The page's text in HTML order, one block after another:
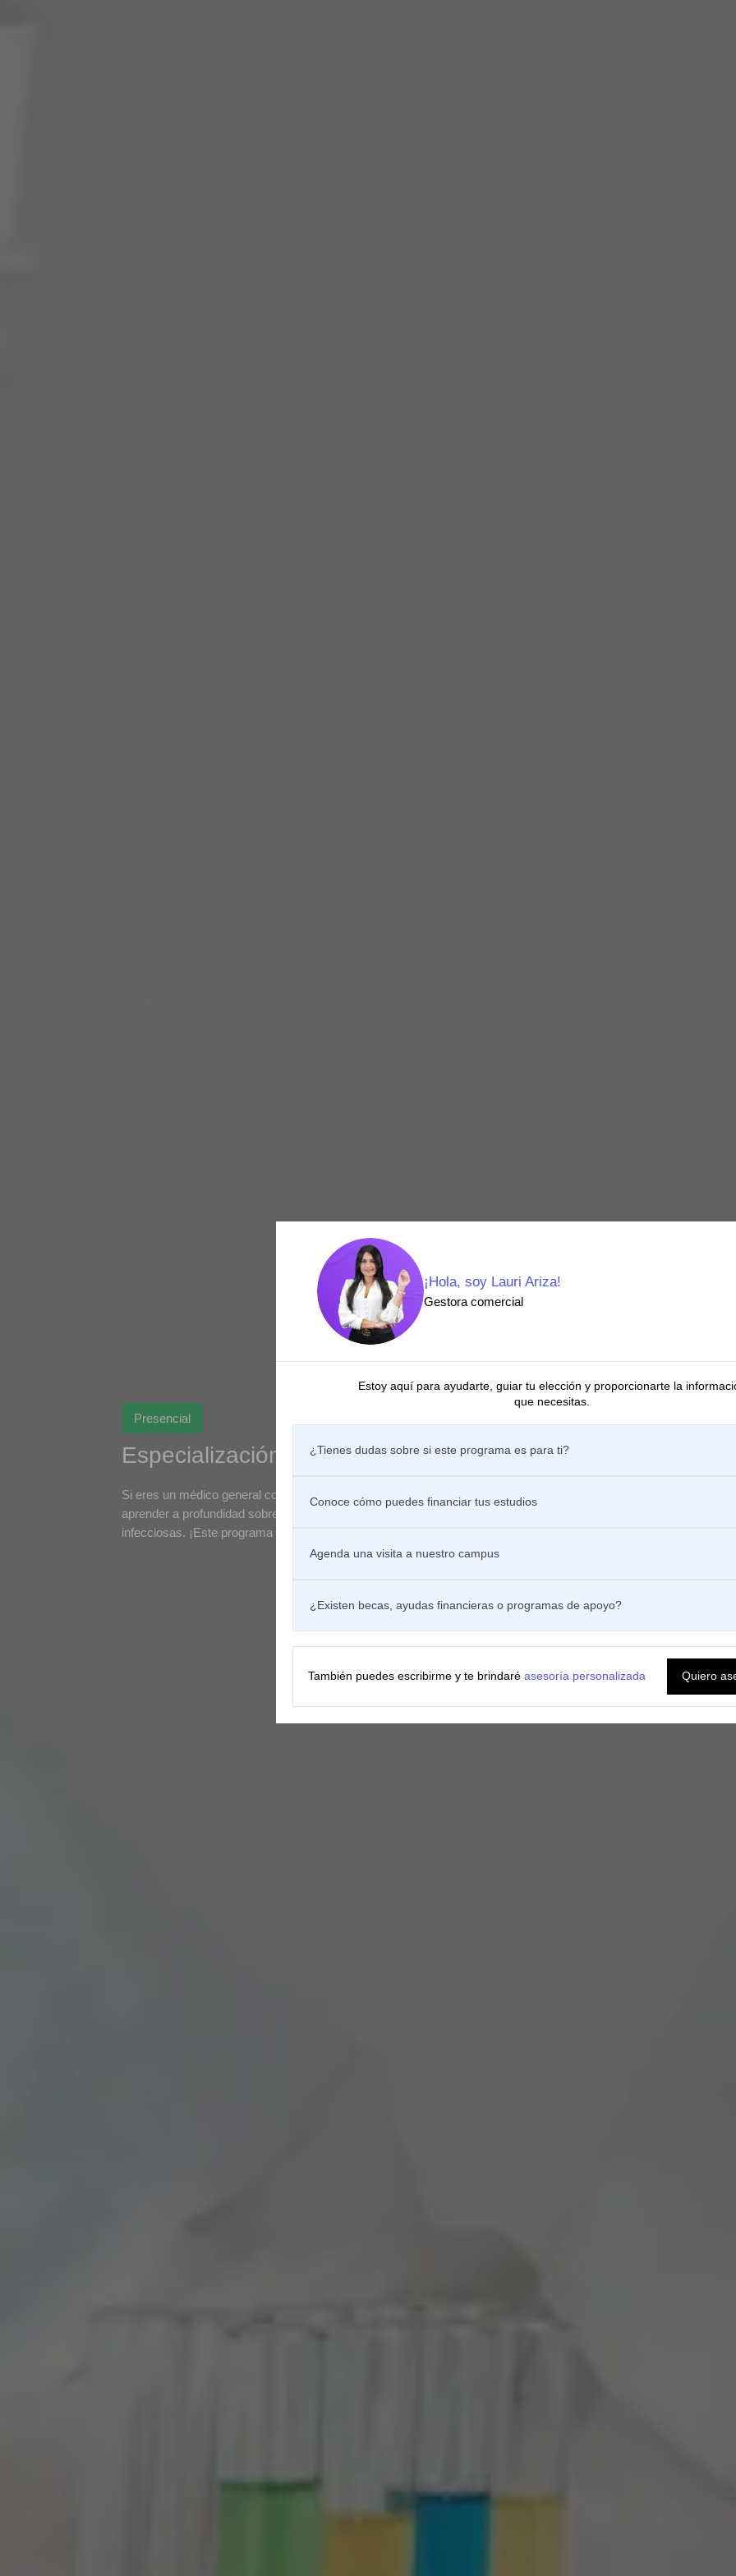
Presencial
Especialización en Infectología
Si eres un médico general con Especialización en Medicina Interna y te interesa
aprender a profundidad sobre el diagnóstico y tratamiento de enfermedades
infecciosas. ¡Este programa es para ti!
¡Hola, soy Lauri Ariza!
Gestora comercial
Estoy aquí para ayudarte, guiar tu elección y proporcionarte la
que necesitas.
¿Tienes dudas sobre si este programa es para ti?
Conoce cómo puedes financiar tus estudios
Agenda una visita a nuestro campus
¿Existen becas, ayudas financieras o programas de apoyo?
También puedes escribirme y te brindaré asesoría personalizada Quiero